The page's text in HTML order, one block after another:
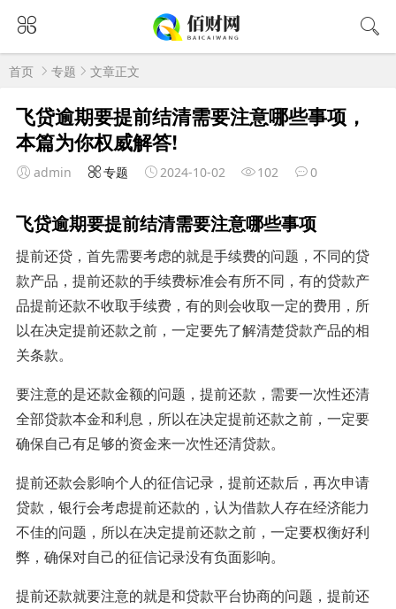
首页 专题 文章正文
飞贷逾期要提前结清需要注意哪些事项，
本篇为你权威解答!
admin 专题 2024-10-02 102 0
飞贷逾期要提前结清需要注意哪些事项
提前还贷，首先需要考虑的就是手续费的问题，不同的贷
款产品，提前还款的手续费标准会有所不同，有的贷款产
品提前还款不收取手续费，有的则会收取一定的费用，所
以在决定提前还款之前，一定要先了解清楚贷款产品的相
关条款。
要注意的是还款金额的问题，提前还款，需要一次性还清
全部贷款本金和利息，所以在决定提前还款之前，一定要
确保自己有足够的资金来一次性还清贷款。
提前还款会影响个人的征信记录，提前还款后，再次申请
贷款，银行会考虑提前还款的，认为借款人存在经济能力
不佳的问题，所以在决定提前还款之前，一定要权衡好利
弊，确保对自己的征信记录没有负面影响。
提前还款就要注意的就是和贷款平台协商的问题，提前还